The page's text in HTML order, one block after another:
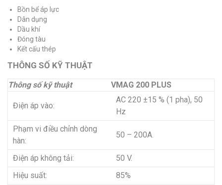
Bồn bể áp lực
Dân dụng
Dầu khí
Đóng tàu
Kết cấu thép
THÔNG SỐ KỸ THUẬT
Thông số kỹ thuật VMAG 200 PLUS
Điện áp vào:
AC 220 ±15 % (1 pha), 50
Hz
Phạm vi điều chỉnh dòng
hàn:
50 – 200A.
Điện áp không tải:
50 V.
Hiệu suất:
85%